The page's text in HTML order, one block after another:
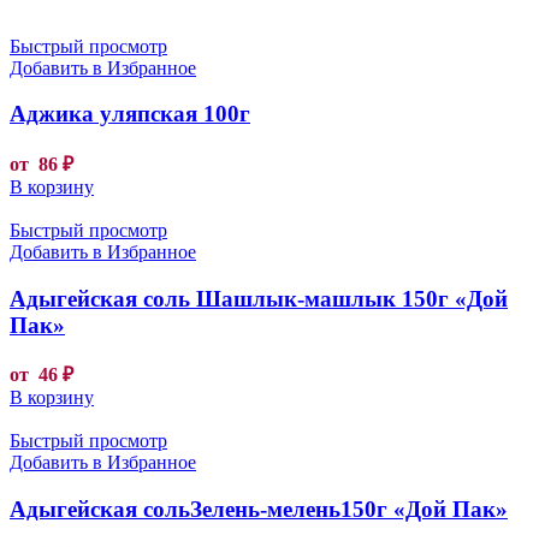
Быстрый просмотр
Добавить в Избранное
Аджика уляпская 100г
от 86 ₽
В корзину
Быстрый просмотр
Добавить в Избранное
Адыгейская соль Шашлык-машлык 150г «Дой
Пак»
от 46 ₽
В корзину
Быстрый просмотр
Добавить в Избранное
Адыгейская сольЗелень-мелень150г «Дой Пак»